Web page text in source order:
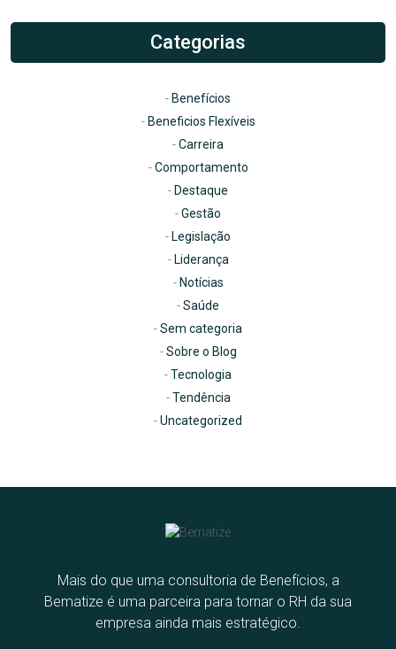
Categorias
Benefícios
Beneficios Flexíveis
Carreira
Comportamento
Destaque
Gestão
Legislação
Liderança
Notícias
Saúde
Sem categoria
Sobre o Blog
Tecnologia
Tendência
Uncategorized
Mais do que uma consultoria de Benefícios, a
Bematize é uma parceira para tornar o RH da sua
empresa ainda mais estratégico.